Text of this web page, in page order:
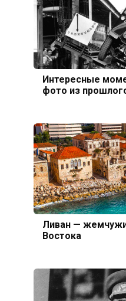
Интересные
фото из
Ливан —
Востока